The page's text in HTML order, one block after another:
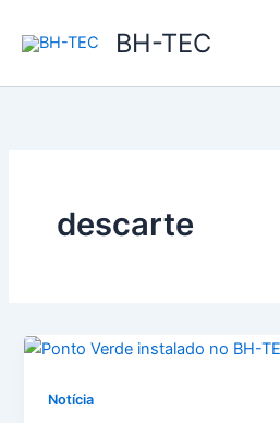
para
conteúdo
BH-TEC
descarte
Notícia